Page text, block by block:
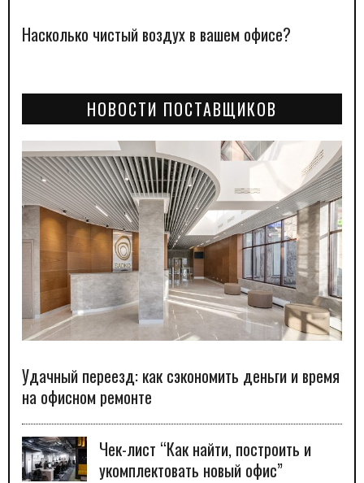
Насколько чистый воздух в вашем офисе?
НОВОСТИ ПОСТАВЩИКОВ
Удачный переезд: как сэкономить деньги и время
на офисном ремонте
Чек-лист “Как найти, построить и
укомплектовать новый офис”